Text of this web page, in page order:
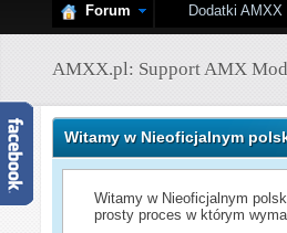
Forum Dodatki AMXX
AMXX.pl: Support AMX
Witamy w Nieoficjalnym
Witamy w Nieoficjalnym
prosty proces w którym